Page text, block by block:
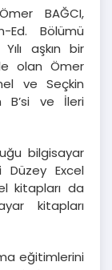
BAĞCI,
Ed. Bölümü
aşkın bir
olan Ömer
ve Seçkin
B’si ve İleri
bilgisayar
Düzey Excel
kitapları da
kitapları
eğitimlerini